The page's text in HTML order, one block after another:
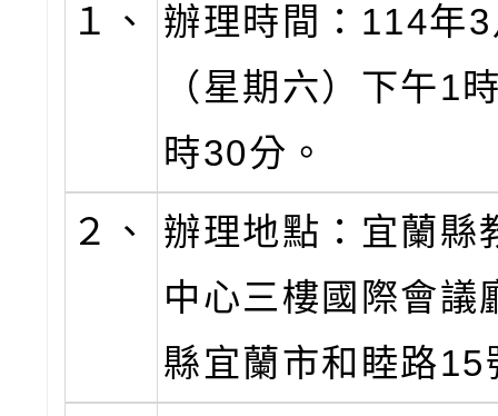
１、
辦理時間：114年
（星期六）下午1
時30分。
２、
辦理地點：宜蘭縣
中心三樓國際會議
縣宜蘭市和睦路15